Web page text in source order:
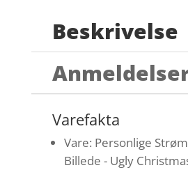
Beskrivelse
Varefakta
Vare: Personlige
Billede - Ugly